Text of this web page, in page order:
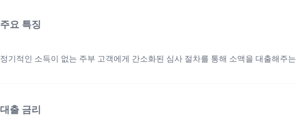
주요 특징
정기적인 소득이 없는 주부 고객에게 간소화된 심사 절차를 통해 소액을 대출해주
대출 금리